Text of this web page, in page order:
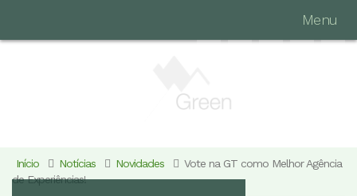
Menu
Início Notícias Novidades
Vote na GT como Melhor Agência
de Experiências!